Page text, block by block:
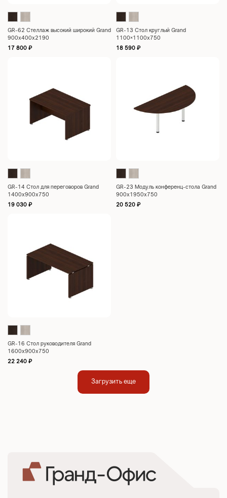
GR-62 Стеллаж высокий широкий Grand
900x400x2190
17 800 ₽
GR-13 Стол круглый Grand
1100×1100х750
18 590 ₽
GR-14 Стол для переговоров Grand
1400х900х750
19 030 ₽
GR-23 Модуль конференц-стола Grand
900х1950х750
20 520 ₽
GR-16 Стол руководителя Grand
1600х900х750
22 240 ₽
Загрузить еще